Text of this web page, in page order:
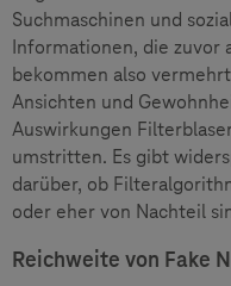
Suchmaschinen und
Informationen, die zuvor
bekommen also
Ansichten und
Auswirkungen
umstritten. Es gibt
darüber, ob
oder eher von Nachteil
Reichweite von Fake